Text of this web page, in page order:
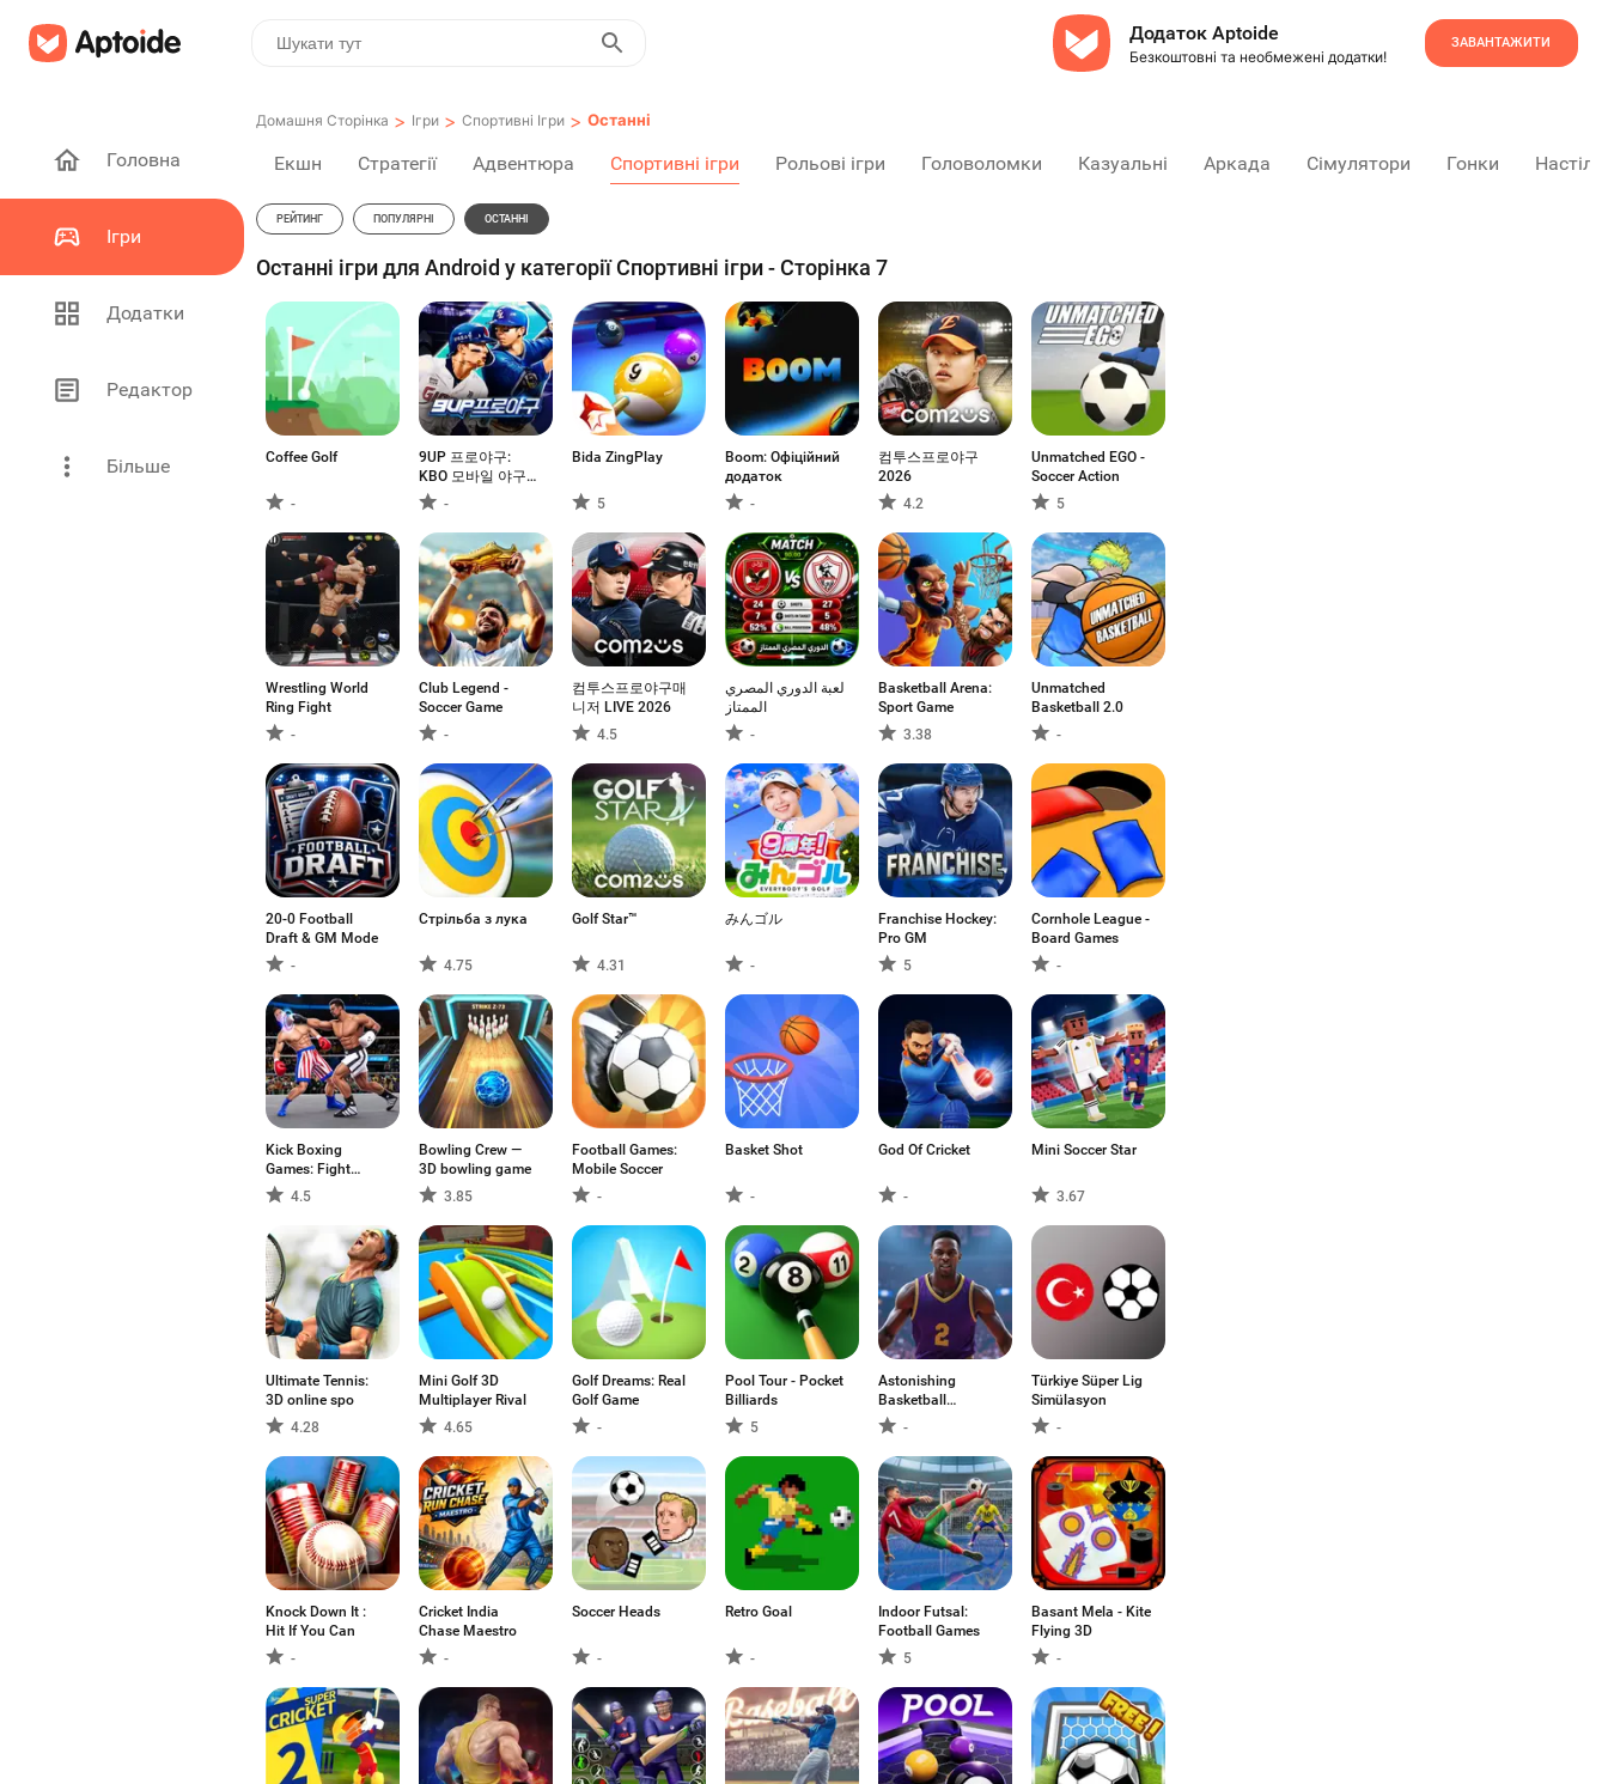
Додаток Aptoide
Безкоштовні та необмежені додатки!
ЗАВАНТАЖИТИ
Головна
Ігри
Додатки
Редактор
Більше
Домашня Сторінка > Ігри > Спортивні Ігри > Останні
Екшн Стратегії Адвентюра Спортивні ігри Рольові ігри Головоломки Казуальні Аркада Сімулятори Гонки
РЕЙТИНГ ПОПУЛЯРНІ ОСТАННІ
Останні ігри для Android у категорії Спортивні ігри - Сторінка 7
Coffee Golf
-
9UP 프로야구:
KBO 모바일 야구
매니저
-
Bida ZingPlay
5
Boom: Офіційний
додаток
-
컴투스프로야구
2026
4.2
Unmatched EGO -
Soccer Action
5
Wrestling World
Ring Fight
-
Club Legend -
Soccer Game
-
컴투스프로야구매
니저 LIVE 2026
4.5
لعبة الدوري المصري
الممتاز
-
Basketball Arena:
Sport Game
3.38
Unmatched
Basketball 2.0
-
20-0 Football
Draft & GM Mode
-
Стрільба з лука
4.75
Golf Star™
4.31
みんゴル
-
Franchise Hockey:
Pro GM
5
Cornhole League -
Board Games
-
Kick Boxing
Games: Fight
Game4.5
Bowling Crew —
3D bowling game
3.85
Football Games:
Mobile Soccer
-
Basket Shot
-
God Of Cricket
-
Mini Soccer Star
3.67
Ultimate Tennis:
3D online spo
4.28
Mini Golf 3D
Multiplayer Rival
4.65
Golf Dreams: Real
Golf Game
-
Pool Tour - Pocket
Billiards
5
Astonishing
Basketball
Manager
-
Türkiye Süper Lig
Simülasyon
-
Knock Down It :
Hit If You Can
-
Cricket India
Chase Maestro
-
Soccer Heads
-
Retro Goal
-
Indoor Futsal:
Football Games
5
Basant Mela - Kite
Flying 3D
-